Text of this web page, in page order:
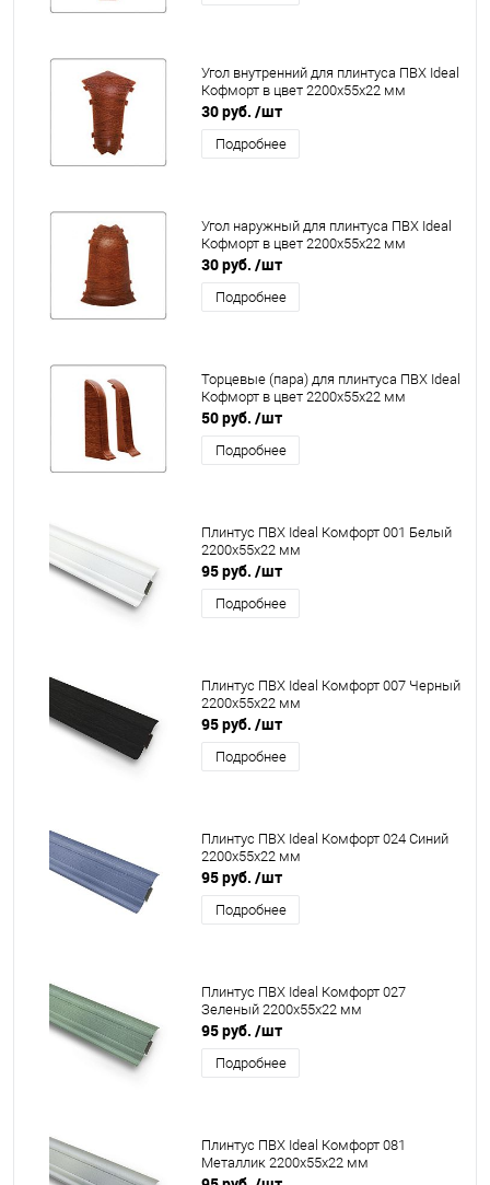
Угол внутренний для плинтуса ПВХ Ideal
Кофморт в цвет 2200x55x22 мм
30 руб. /шт
Подробнее
Угол наружный для плинтуса ПВХ Ideal
Кофморт в цвет 2200x55x22 мм
30 руб. /шт
Подробнее
Торцевые (пара) для плинтуса ПВХ Ideal
Кофморт в цвет 2200x55x22 мм
50 руб. /шт
Подробнее
Плинтус ПВХ Ideal Комфорт 001 Белый
2200x55x22 мм
95 руб. /шт
Подробнее
Плинтус ПВХ Ideal Комфорт 007 Черный
2200x55x22 мм
95 руб. /шт
Подробнее
Плинтус ПВХ Ideal Комфорт 024 Синий
2200x55x22 мм
95 руб. /шт
Подробнее
Плинтус ПВХ Ideal Комфорт 027
Зеленый 2200x55x22 мм
95 руб. /шт
Подробнее
Плинтус ПВХ Ideal Комфорт 081
Металлик 2200x55x22 мм